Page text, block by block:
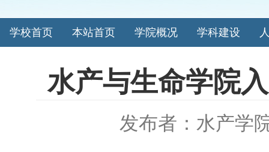
学校首页 本站首页 学院概况 学科建设
水产与生命学院
发布者：水产学